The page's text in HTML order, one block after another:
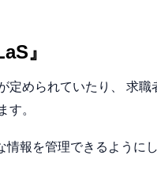
』
定められていたり、 求
す。
報を管理できるように